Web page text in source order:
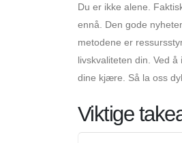
Du er ikke alene.
ennå. Den gode
metodene er
livskvaliteten din. Ved
dine kjære. Så la oss
Viktige